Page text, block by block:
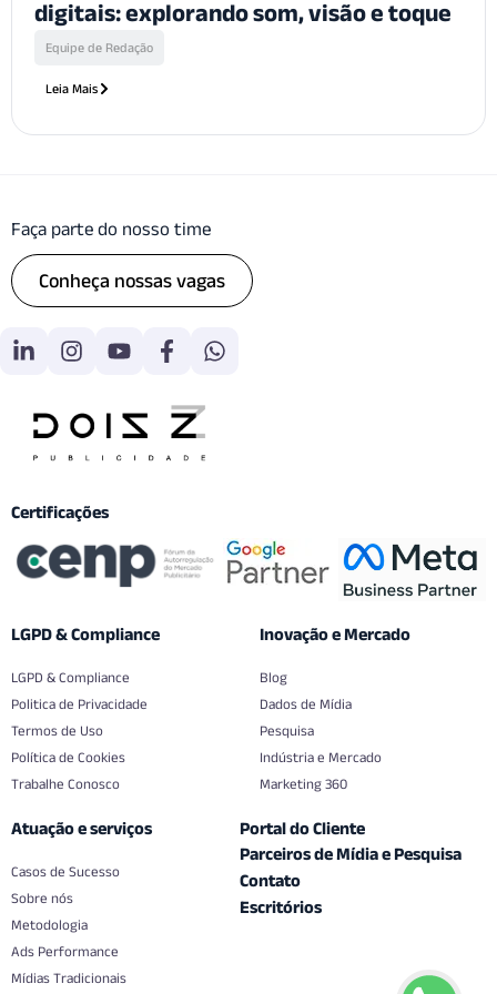
digitais: explorando som, visão e toque
Equipe de Redação
Leia Mais
Faça parte do nosso time
Conheça nossas vagas
Certificações
LGPD & Compliance
LGPD & Compliance
Politica de Privacidade
Termos de Uso
Política de Cookies
Trabalhe Conosco
Inovação e Mercado
Blog
Dados de Mídia
Pesquisa
Indústria e Mercado
Marketing 360
Atuação e serviços
Casos de Sucesso
Sobre nós
Metodologia
Ads Performance
Mídias Tradicionais
Portal do Cliente
Parceiros de Mídia e Pesquisa
Contato
Escritórios